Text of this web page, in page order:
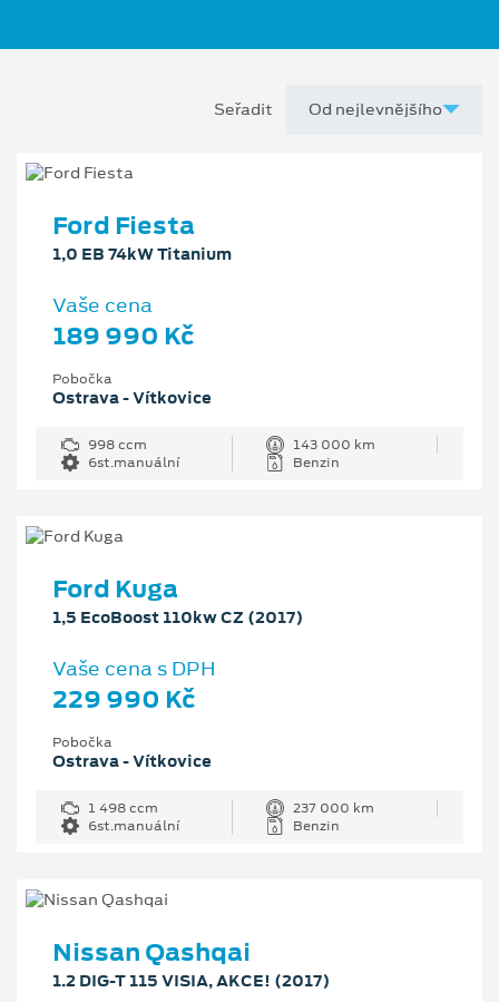
Seřadit
Ford Fiesta
1,0 EB 74kW Titanium
Vaše cena
189 990 Kč
Pobočka
Ostrava - Vítkovice
998 ccm
143 000 km
6st.manuální
Benzin
Ford Kuga
1,5 EcoBoost 110kw CZ (2017)
Vaše cena s DPH
229 990 Kč
Pobočka
Ostrava - Vítkovice
1 498 ccm
237 000 km
6st.manuální
Benzin
Nissan Qashqai
1.2 DIG-T 115 VISIA, AKCE! (2017)